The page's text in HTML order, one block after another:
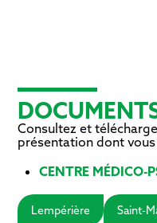
Consultez et
présentation dont vous
CENTRE MÉDICO-
Lempérière Saint-